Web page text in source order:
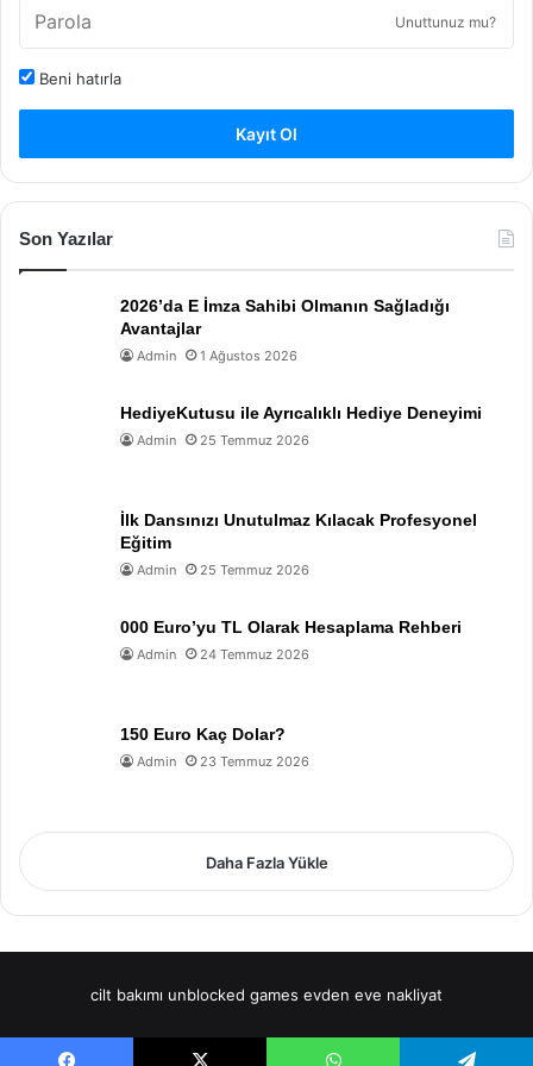
Unuttunuz mu?
Beni hatırla
Kayıt Ol
Son Yazılar
2026’da E İmza Sahibi Olmanın Sağladığı
Avantajlar
Admin 1 Ağustos 2026
HediyeKutusu ile Ayrıcalıklı Hediye Deneyimi
Admin 25 Temmuz 2026
İlk Dansınızı Unutulmaz Kılacak Profesyonel
Eğitim
Admin 25 Temmuz 2026
000 Euro’yu TL Olarak Hesaplama Rehberi
Admin 24 Temmuz 2026
150 Euro Kaç Dolar?
Admin 23 Temmuz 2026
Daha Fazla Yükle
cilt bakımı unblocked games evden eve nakliyat